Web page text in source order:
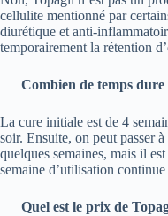
cellulite mentionné par
diurétique et anti-
temporairement la rétention
Combien de temps
La cure initiale est de 4
soir. Ensuite, on peut passer
quelques semaines, mais il
semaine d’utilisation
Quel est le prix de